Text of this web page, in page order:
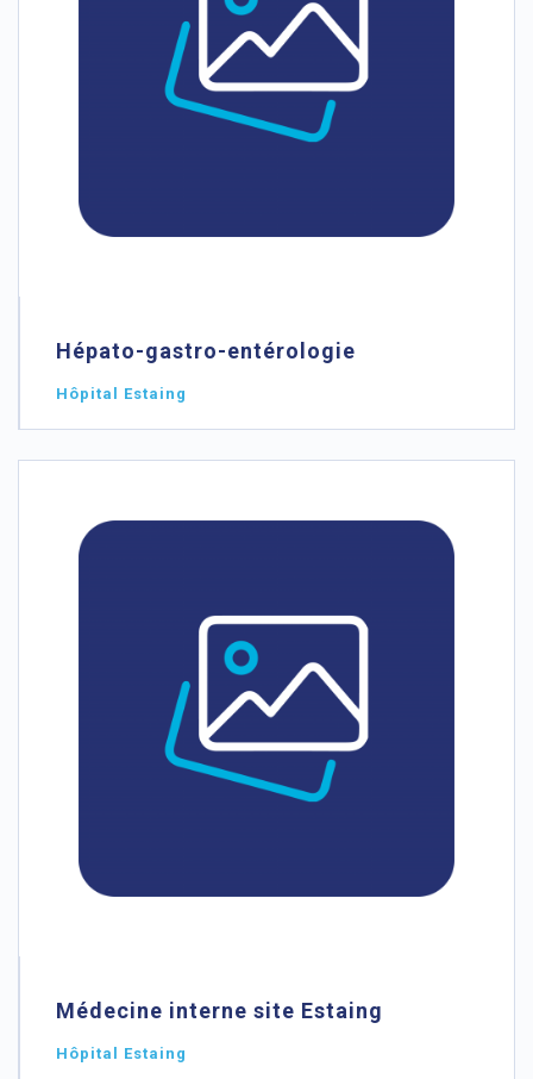
Hépato-gastro-entérologie
Hôpital Estaing
Médecine interne site Estaing
Hôpital Estaing